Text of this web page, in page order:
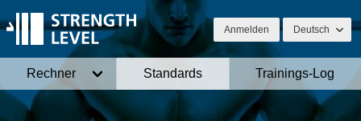
Anmelden Deutsch
Rechner Standards Trainings-Log